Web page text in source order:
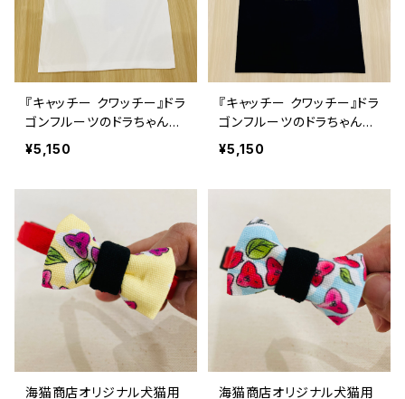
『キャッチー クワッチー』ドラ
ゴンフルーツのドラちゃん白
Tシャツ
¥5,150
『キャッチー クワッチー』ドラ
ゴンフルーツのドラちゃん黒
Tシャツ
¥5,150
海猫商店オリジナル犬猫用
海猫商店オリジナル犬猫用